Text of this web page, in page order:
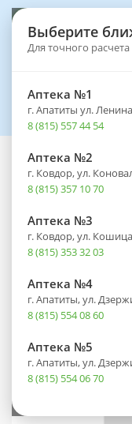
Выберите
Для точного
Аптека №1
г. Апатиты ул.
8 (815) 557 44 54
Аптека №2
г. Ковдор, ул.
8 (815) 357 10 70
Аптека №3
г. Ковдор, ул.
8 (815) 353 32 03
Аптека №4
г. Апатиты, ул.
8 (815) 554 08 60
Аптека №5
г. Апатиты, ул.
8 (815) 554 06 70
Каталог Оптика
Линзы
(1 день) BC
корриг. (-7.50)